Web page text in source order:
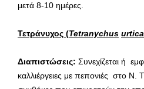
μετά 8-10 ημέρες.
Τετράνυχος (Tetranychus
Διαπιστώσεις: Συνεχίζεται ή
καλλιέργειες με πεπονιές στο Ν.